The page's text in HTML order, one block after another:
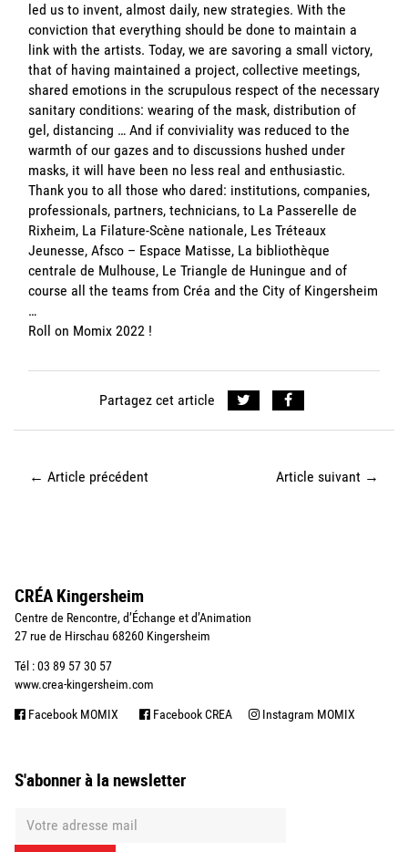
led us to invent, almost daily, new strategies. With the
conviction that everything should be done to maintain a
link with the artists. Today, we are savoring a small victory,
that of having maintained a project, collective meetings,
shared emotions in the scrupulous respect of the necessary
sanitary conditions: wearing of the mask, distribution of
gel, distancing … And if conviviality was reduced to the
warmth of our gazes and to discussions hushed under
masks, it will have been no less real and enthusiastic.
Thank you to all those who dared: institutions, companies,
professionals, partners, technicians, to La Passerelle de
Rixheim, La Filature-Scène nationale, Les Tréteaux
Jeunesse, Afsco – Espace Matisse, La bibliothèque
centrale de Mulhouse, Le Triangle de Huningue and of
course all the teams from Créa and the City of Kingersheim
…
Roll on Momix 2022 !
Partagez cet article
← Article précédent Article suivant →
CRÉA Kingersheim
Centre de Rencontre, d’Échange et d’Animation
27 rue de Hirschau 68260 Kingersheim
Tél : 03 89 57 30 57
www.crea-kingersheim.com
Facebook MOMIX Facebook CREA Instagram MOMIX
S'abonner à la newsletter